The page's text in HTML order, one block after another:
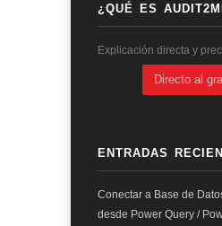
¿QUÉ ES
Explicación directa y
Directo al
ENTRADAS
Conectar a Base de
desde Power Query /